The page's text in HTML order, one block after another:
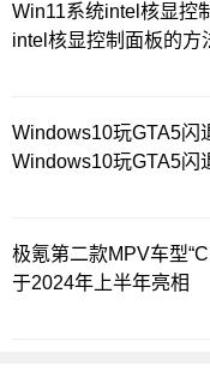
Win11系统intel核显控
intel核显控制面板的方
Windows10玩GTA5闪
Windows10玩GTA5闪
极氪第二款MPV车型
于2024年上半年亮相